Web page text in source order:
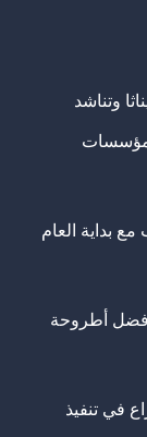
وتناشد
بداية العام
أفضل أطروحة
في تنفيذ